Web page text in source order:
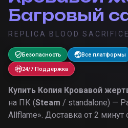
Багровый
REPLICA BLOOD SACRIFICE
Безопасность Все платформы
24/7 Поддержка
Купить Копия Кровавой
на ПК (Steam / standalone) —
Allflame». Доставка от 2 минут